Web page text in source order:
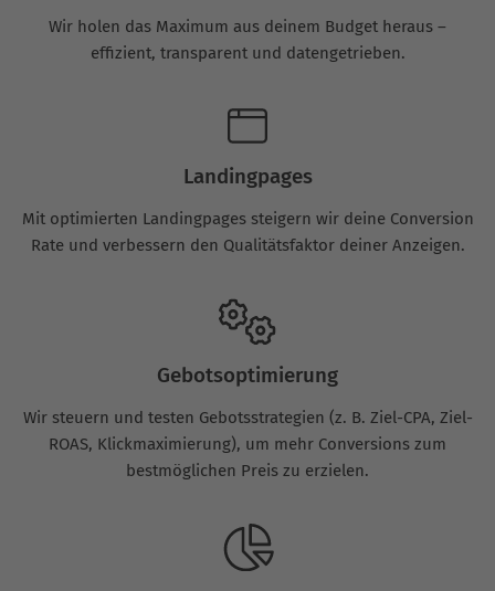
Wir holen das Maximum aus deinem Budget heraus –
effizient, transparent und datengetrieben.
Landingpages
Mit optimierten Landingpages steigern wir deine Conversion
Rate und verbessern den Qualitätsfaktor deiner Anzeigen.
Gebotsoptimierung
Wir steuern und testen Gebotsstrategien (z. B. Ziel-CPA, Ziel-
ROAS, Klickmaximierung), um mehr Conversions zum
bestmöglichen Preis zu erzielen.